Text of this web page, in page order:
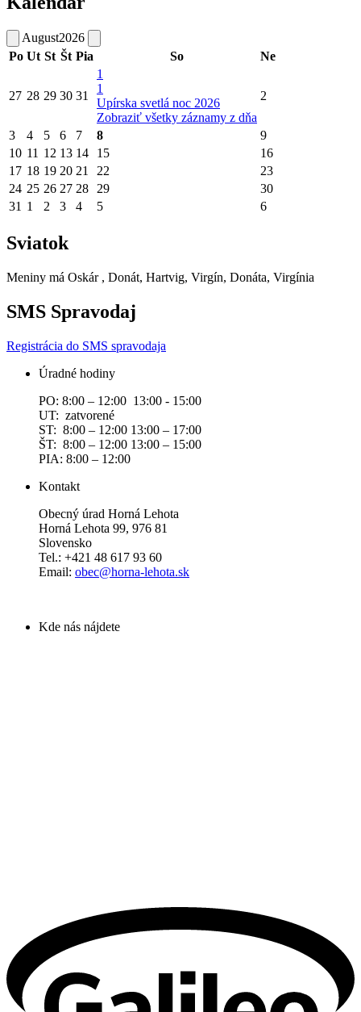
August2026
Po Ut St Št Pia So Ne
27 28 29 30 31
1
1
Upírska svetlá noc 2026
Zobraziť všetky záznamy z dňa
2
3 4 5 6 7 8
9
10 11 12 13 14 15
16
17 18 19 20 21 22
23
24 25 26 27 28 29
30
31 1 2 3 4 5 6
Sviatok
Meniny má Oskár , Donát, Hartvig, Virgín, Donáta, Virgínia
SMS Spravodaj
Registrácia do SMS spravodaja
Úradné hodiny
PO: 8:00 – 12:00 13:00 - 15:00
UT: zatvorené
ST: 8:00 – 12:00 13:00 – 17:00
ŠT: 8:00 – 12:00 13:00 – 15:00
PIA: 8:00 – 12:00
Kontakt
Obecný úrad Horná Lehota
Horná Lehota 99, 976 81
Slovensko
Tel.: +421 48 617 93 60
Email: obec@horna-lehota.sk
Kde nás nájdete